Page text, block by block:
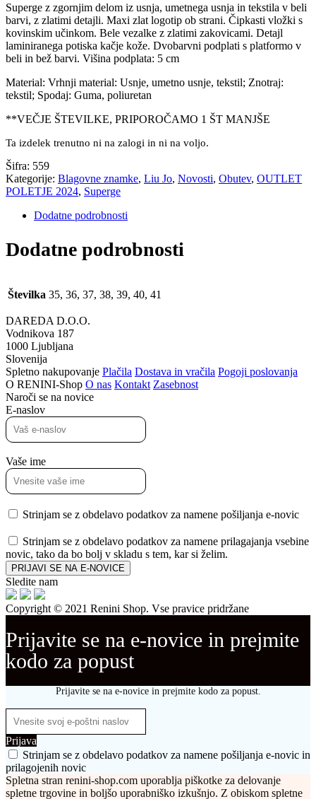
Superge z zgornjim delom iz usnja, umetnega usnja in tekstila v beli
barvi, z zlatimi detajli. Maxi zlat logotip ob strani. Čipkasti vložki s
kovinskim učinkom. Bele vezalke z zlatimi zakovicami. Detajl
laminiranega potiska kačje kože. Dvobarvni podplati s platformo v
beli in bež barvi. Višina podplata: 5 cm
Material: Vrhnji material: Usnje, umetno usnje, tekstil; Znotraj:
tekstil; Spodaj: Guma, poliuretan
**VEČJE ŠTEVILKE, PRIPOROČAMO 1 ŠT MANJŠE
Ta izdelek trenutno ni na zalogi in ni na voljo.
Šifra: 559
Kategorije: Blagovne znamke, Liu Jo, Novosti, Obutev, OUTLET
POLETJE 2024, Superge
Dodatne podrobnosti
Dodatne podrobnosti
Številka 35, 36, 37, 38, 39, 40, 41
DAREDA D.O.O.
Vodnikova 187
1000 Ljubljana
Slovenija
Spletno nakupovanje Plačila Dostava in vračila Pogoji poslovanja
O RENINI-Shop O nas Kontakt Zasebnost
Naroči se na novice
E-naslov
Vaše ime
Strinjam se z obdelavo podatkov za namene pošiljanja e-novic
Strinjam se z obdelavo podatkov za namene prilagajanja vsebine
novic, tako da bo bolj v skladu s tem, kar si želim.
PRIJAVI SE NA E-NOVICE
Sledite nam
Copyright © 2021 Renini Shop. Vse pravice pridržane
Prijavite se na e-novice in prejmite
kodo za popust
Prijavite se na e-novice in prejmite kodo za popust.
Prijava
Strinjam se z obdelavo podatkov za namene pošiljanja e-novic in
prilagojenih novic
Spletna stran renini-shop.com uporablja piškotke za delovanje
spletne trgovine in boljšo uporabniško izkušnjo. Z obiskom spletne